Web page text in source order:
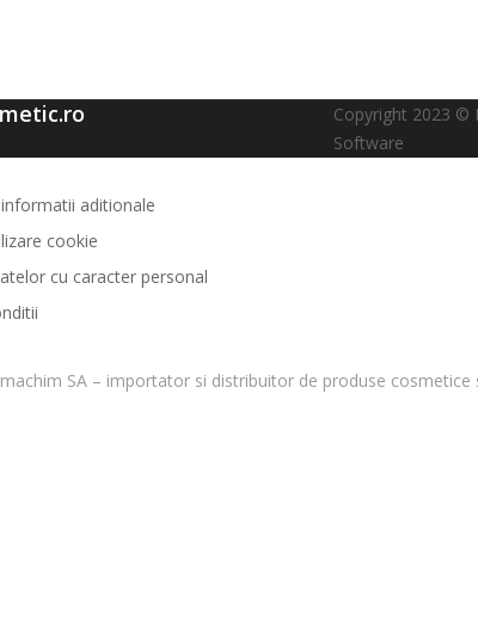
aditionale
cookie
cu caracter personal
SA – importator si distribuitor de produse
Copyright 2023 ©
Software